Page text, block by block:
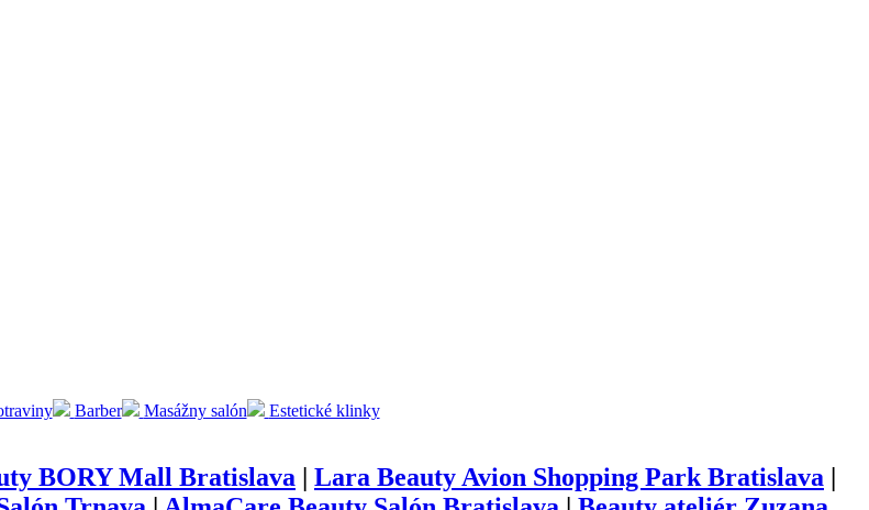
Barber Masážny salón
Estetické klinky
BORY Mall Bratislava Lara Beauty Avion Shopping Park Bratislava